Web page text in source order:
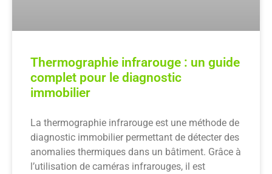
Thermographie infrarouge : un guide
complet pour le diagnostic
immobilier
La thermographie infrarouge est une méthode de
diagnostic immobilier permettant de détecter des
anomalies thermiques dans un bâtiment. Grâce à
l’utilisation de caméras infrarouges, il est